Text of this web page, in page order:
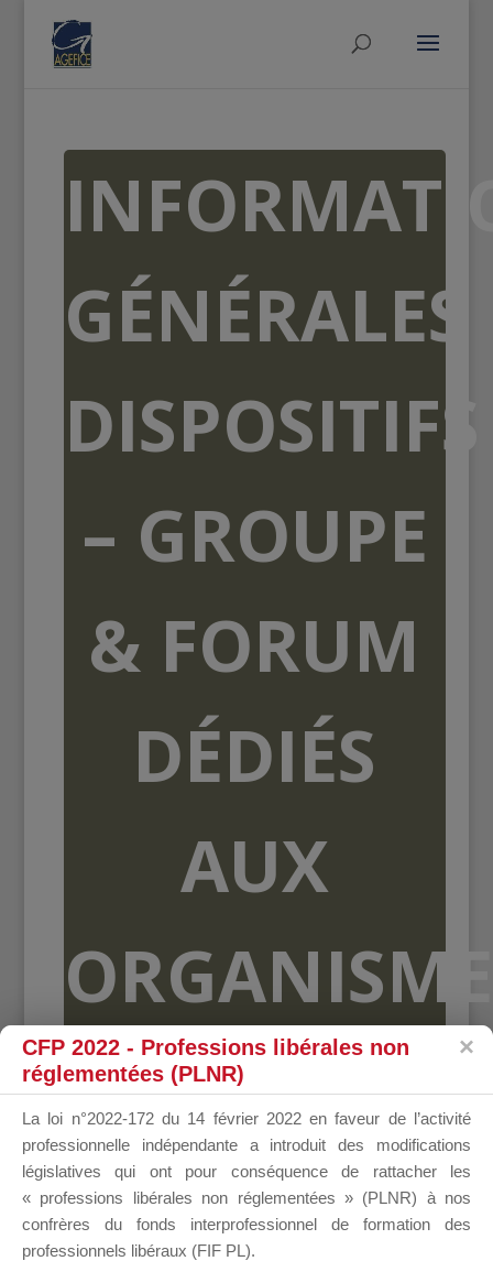
GÉNÉRALES
DISPOSITIFS
– GROUPE
& FORUM
DÉDIÉS
AUX
DE
CFP 2022 - Professions libérales non
réglementées (PLNR)
La loi n°2022-172 du 14 février 2022 en faveur de l’activité
professionnelle indépendante a introduit des modifications
législatives qui ont pour conséquence de rattacher les
« professions libérales non réglementées » (PLNR) à nos
confrères du fonds interprofessionnel de formation des
professionnels libéraux (FIF PL).